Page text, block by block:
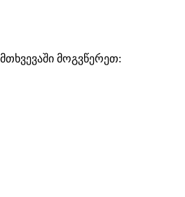
მოგვწერეთ: